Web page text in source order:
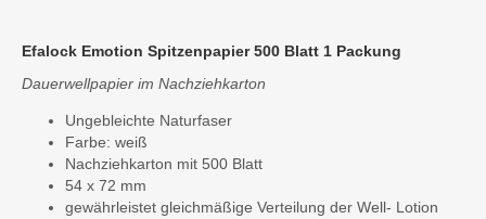
Efalock Emotion Spitzenpapier 500 Blatt 1 Packung
Dauerwellpapier im Nachziehkarton
Ungebleichte Naturfaser
Farbe: weiß
Nachziehkarton mit 500 Blatt
54 x 72 mm
gewährleistet gleichmäßige Verteilung der Well- Lotion